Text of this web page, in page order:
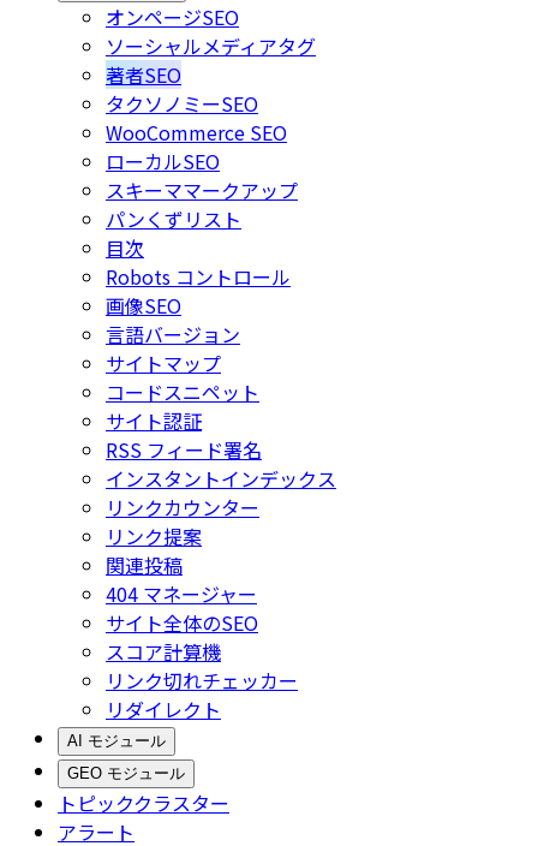
オンページSEO
ソーシャルメディアタグ
著者SEO
タクソノミーSEO
WooCommerce SEO
ローカルSEO
スキーママークアップ
パンくずリスト
目次
Robots コントロール
画像SEO
言語バージョン
サイトマップ
コードスニペット
サイト認証
RSS フィード署名
インスタントインデックス
リンクカウンター
リンク提案
関連投稿
404 マネージャー
サイト全体のSEO
スコア計算機
リンク切れチェッカー
リダイレクト
AI モジュール
GEO モジュール
トピッククラスター
アラート